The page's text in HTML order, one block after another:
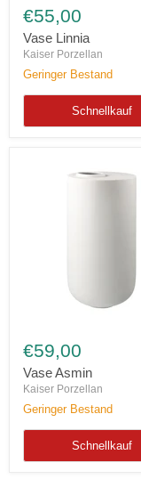
Linnia
€55,00
Vase Linnia
Kaiser Porzellan
Geringer Bestand
Schnellkauf
Asmin
€59,00
Vase Asmin
Kaiser Porzellan
Geringer Bestand
Schnellkauf